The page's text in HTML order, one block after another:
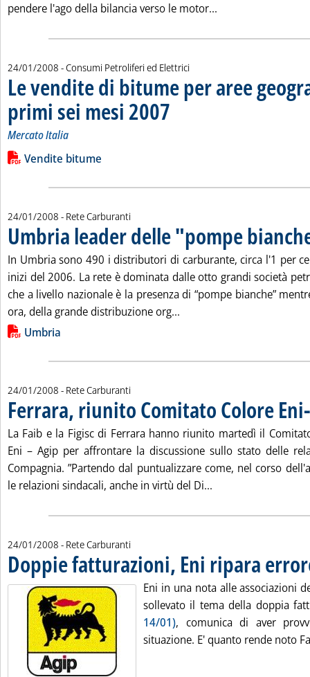
pendere l'ago della bilancia verso le motor...
24/01/2008 - Consumi Petroliferi ed Elettrici
Le vendite di bitume per aree
primi sei mesi 2007 . Sottotitolo: Mercato Italia
. Pubblicata giovedì 24 gennaio 2008 alle
Mercato Italia
Leggi tutta la notizia: 'Le vendite di bitume per aree
Lista allegati PDF alla notizia
Vendite bitume
24/01/2008 - Rete Carburanti
Umbria leader delle "pompe
In Umbria sono 490 i distributori di carburante, circa l'1 per
inizi del 2006. La rete è dominata dalle otto grandi società
che a livello nazionale è la presenza di “pompe bianche”
ora, della grande distribuzione org...
Lista allegati PDF alla notizia
Umbria
24/01/2008 - Rete Carburanti
Ferrara, riunito Comitato Colore
La Faib e la Figisc di Ferrara hanno riunito martedì il
Eni – Agip per affrontare la discussione sullo stato delle
Compagnia. ”Partendo dal puntualizzare come, nel corso
le relazioni sindacali, anche in virtù del Di...
24/01/2008 - Rete Carburanti
Doppie fatturazioni, Eni ripara
Eni in una nota alle associazioni
sollevato il tema della doppia
14/01), comunica di aver
situazione. E' quanto rende noto